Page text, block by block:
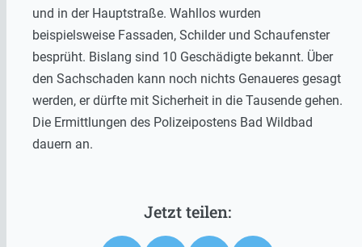
und in der Hauptstraße. Wahllos wurden
beispielsweise Fassaden, Schilder und Schaufenster
besprüht. Bislang sind 10 Geschädigte bekannt. Über
den Sachschaden kann noch nichts Genaueres gesagt
werden, er dürfte mit Sicherheit in die Tausende gehen.
Die Ermittlungen des Polizeipostens Bad Wildbad
dauern an.